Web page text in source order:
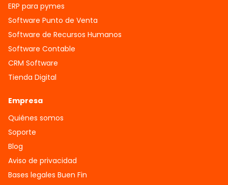
ERP para pymes
Software Punto de Venta
Software de Recursos Humanos
Software Contable
CRM Software
Tienda Digital
Empresa
Quiénes somos
Soporte
Blog
Aviso de privacidad
Bases legales Buen Fin